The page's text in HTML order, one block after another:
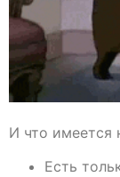
И что имеется
Есть